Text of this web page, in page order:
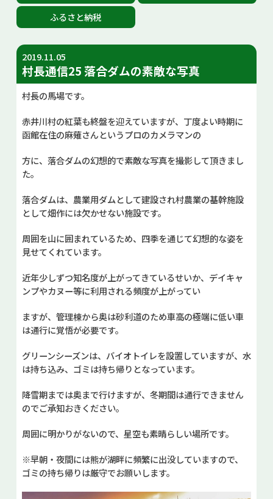
Select Language
ふるさと納税
2019.11.05
村長通信25 落合ダムの素敵な写真
村長の馬場です。
赤井川村の紅葉も終盤を迎えていますが、丁度よい時期に
函館在住の麻薙さんというプロのカメラマンの
方に、落合ダムの幻想的で素敵な写真を撮影して頂きまし
た。
落合ダムは、農業用ダムとして建設され村農業の基幹施設
として畑作には欠かせない施設です。
周囲を山に囲まれているため、四季を通じて幻想的な姿を
見せてくれています。
近年少しずつ知名度が上がってきているせいか、デイキャ
ンプやカヌー等に利用される頻度が上がってい
ますが、管理棟から奥は砂利道のため車高の極端に低い車
は通行に覚悟が必要です。
グリーンシーズンは、バイオトイレを設置していますが、水
は持ち込み、ゴミは持ち帰りとなっています。
降雪期までは奥まで行けますが、冬期間は通行できません
のでご承知おきください。
周囲に明かりがないので、星空も素晴らしい場所です。
※早朝・夜間には熊が湖畔に頻繁に出没していますので、
ゴミの持ち帰りは厳守でお願いします。